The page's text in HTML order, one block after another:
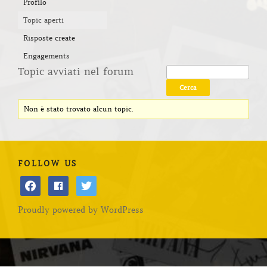
Profilo
Topic aperti
Risposte create
Engagements
Topic avviati nel forum
Non è stato trovato alcun topic.
FOLLOW US
facebookfacebooktwitter
Proudly powered by WordPress